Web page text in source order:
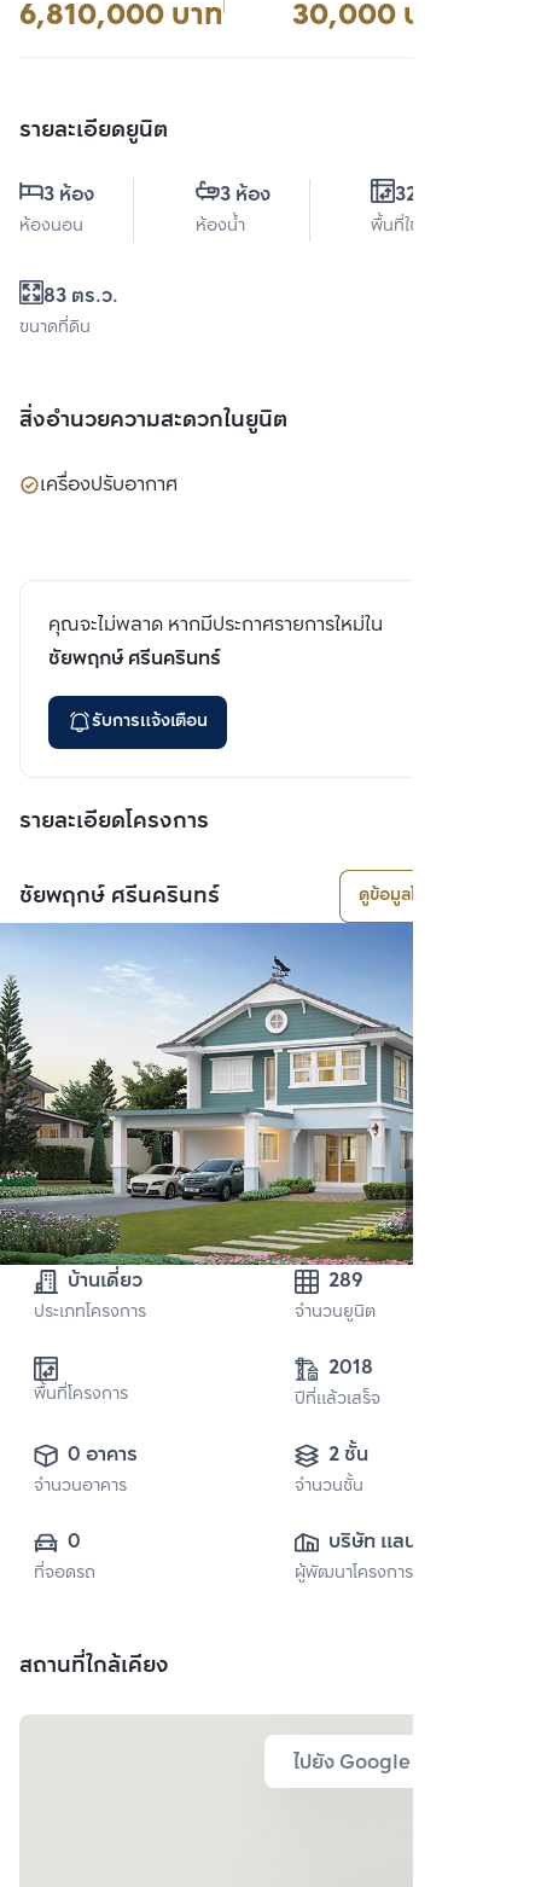
6,810,000 บาท 30,000 บาท
รายละเอียดยูนิต
3 ห้อง
ห้องนอน
3 ห้อง
ห้องน้ำ
325 ตร.ม.
พื้นที่ใช้สอย
83 ตร.ว.
ขนาดที่ดิน
สิ่งอำนวยความสะดวกในยูนิต
เครื่องปรับอากาศ
คุณจะไม่พลาด หากมีประกาศรายการใหม่ใน
ชัยพฤกษ์ ศรีนครินทร์
รับการแจ้งเตือน
รายละเอียดโครงการ
ชัยพฤกษ์ ศรีนครินทร์ ดูข้อมูลโครงการ
บ้านเดี่ยว
ประเภทโครงการ
289
จำนวนยูนิต
พื้นที่โครงการ
2018
ปีที่แล้วเสร็จ
0 อาคาร
จำนวนอาคาร
2 ชั้น
จำนวนชั้น
0
ที่จอดรถ
บริษัท แลนด์ แอนด์
เฮ้าส์ จำกัด
ผู้พัฒนาโครงการ
สถานที่ใกล้เคียง
ไปยัง Google Map